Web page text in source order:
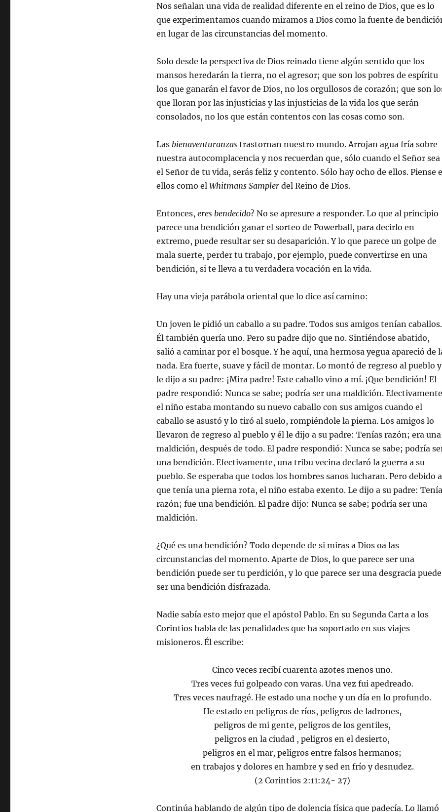
Nos señalan una vida de realidad diferente en el reino de Dios, que es lo
que experimentamos cuando miramos a Dios como la fuente de
en lugar de las circunstancias del momento.
Solo desde la perspectiva de Dios reinado tiene algún sentido que los
mansos heredarán la tierra, no el agresor; que son los pobres de espíritu
los que ganarán el favor de Dios, no los orgullosos de corazón; que son
que lloran por las injusticias y las injusticias de la vida los que serán
consolados, no los que están contentos con las cosas como son.
Las bienaventuranzastrastornan nuestro mundo. Arrojan agua fría sobre
nuestra autocomplacencia y nos recuerdan que, sólo cuando el Señor sea
el Señor de tu vida, serás feliz y contento. Sólo hay ocho de ellos. Piense
ellos como el Whitmans Samplerdel Reino de Dios.
Entonces, eres bendecido? No se apresure a responder. Lo que al principio
parece una bendición ganar el sorteo de Powerball, para decirlo en
extremo, puede resultar ser su desaparición. Y lo que parece un golpe de
mala suerte, perder tu trabajo, por ejemplo, puede convertirse en una
bendición, si te lleva a tu verdadera vocación en la vida.
Hay una vieja parábola oriental que lo dice así camino:
Un joven le pidió un caballo a su padre. Todos sus amigos tenían caballos.
Él también quería uno. Pero su padre dijo que no. Sintiéndose abatido,
salió a caminar por el bosque. Y he aquí, una hermosa yegua apareció de
nada. Era fuerte, suave y fácil de montar. Lo montó de regreso al pueblo y
le dijo a su padre: ¡Mira padre! Este caballo vino a mí. ¡Que bendición! El
padre respondió: Nunca se sabe; podría ser una maldición.
el niño estaba montando su nuevo caballo con sus amigos cuando el
caballo se asustó y lo tiró al suelo, rompiéndole la pierna. Los amigos lo
llevaron de regreso al pueblo y él le dijo a su padre: Tenías razón; era una
maldición, después de todo. El padre respondió: Nunca se sabe; podría
una bendición. Efectivamente, una tribu vecina declaró la guerra a su
pueblo. Se esperaba que todos los hombres sanos lucharan. Pero debido a
que tenía una pierna rota, el niño estaba exento. Le dijo a su padre:
razón; fue una bendición. El padre dijo: Nunca se sabe; podría ser una
maldición.
¿Qué es una bendición? Todo depende de si miras a Dios oa las
circunstancias del momento. Aparte de Dios, lo que parece ser una
bendición puede ser tu perdición, y lo que parece ser una desgracia puede
ser una bendición disfrazada.
Nadie sabía esto mejor que el apóstol Pablo. En su Segunda Carta a los
Corintios habla de las penalidades que ha soportado en sus viajes
misioneros. Él escribe:
Cinco veces recibí cuarenta azotes menos uno.
Tres veces fui golpeado con varas. Una vez fui apedreado.
Tres veces naufragé. He estado una noche y un día en lo profundo.
He estado en peligros de ríos, peligros de ladrones,
peligros de mi gente, peligros de los gentiles,
peligros en la ciudad , peligros en el desierto,
peligros en el mar, peligros entre falsos hermanos;
en trabajos y dolores en hambre y sed en frío y desnudez.
(2 Corintios 2:11:24- 27)
Continúa hablando de algún tipo de dolencia física que padecía. Lo llamó